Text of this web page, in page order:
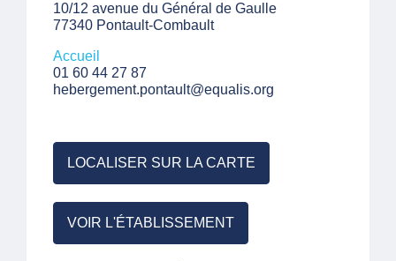
10/12 avenue du Général de Gaulle
77340 Pontault-Combault
Accueil
01 60 44 27 87
hebergement.pontault@equalis.org
LOCALISER SUR LA CARTE
VOIR L'ÉTABLISSEMENT